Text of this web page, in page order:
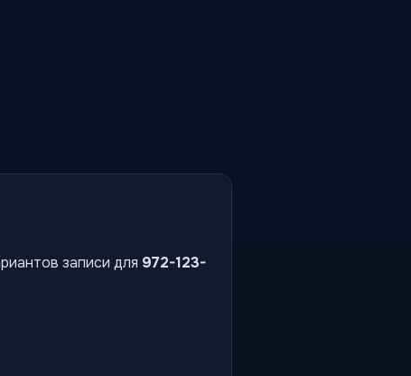
записи для 972-123-